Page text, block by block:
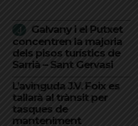
Galvany i el Putxet
concentren la majoria
dels pisos turístics de
Sarrià – Sant Gervasi
L’avinguda J.V. Foix es
tallarà al trànsit per
tasques de
manteniment